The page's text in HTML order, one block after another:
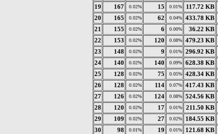
19
167 0.02% 15 0.01%
117.72 KB
20
165 0.02% 62 0.04%
433.78 KB
21
155 0.02% 6 0.00%
36.22 KB
22
153 0.02% 120 0.08%
479.23 KB
23
148 0.02% 9 0.01%
296.92 KB
24
140 0.02% 140 0.09%
628.38 KB
25
128 0.02% 75 0.05%
428.34 KB
26
128 0.02% 114 0.07%
417.43 KB
27
126 0.02% 124 0.08%
524.56 KB
28
120 0.02% 17 0.01%
211.50 KB
29
109 0.02% 27 0.02%
184.55 KB
30
98 0.01% 19 0.01% 121.68 KB